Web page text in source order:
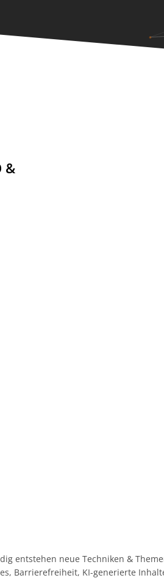
&
entstehen neue Techniken &
Barrierefreiheit, KI-generierte